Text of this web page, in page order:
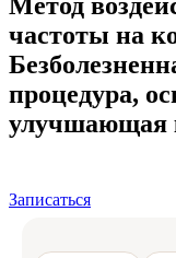
Метод
частоты на
процедура,
улучшающая
Записаться